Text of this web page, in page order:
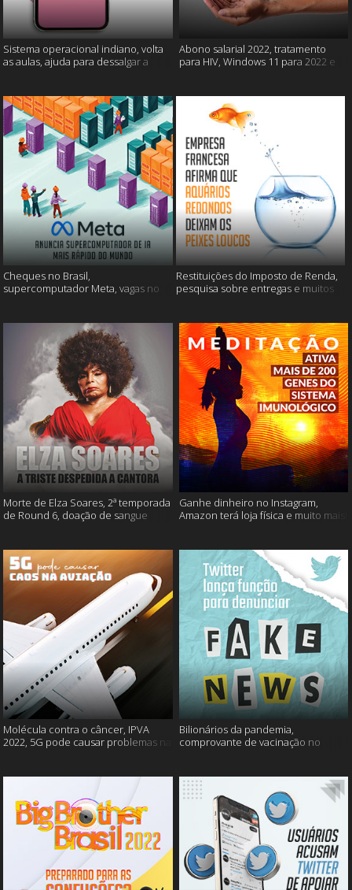
Sistema operacional indiano, volta
as aulas, ajuda para dessalgar a
Abono salarial 2022, tratamento
para HIV, Windows 11 para 2022 e
Cheques no Brasil,
supercomputador Meta, vagas no
Restituições do Imposto de Renda,
pesquisa sobre entregas e muitos
Morte de Elza Soares, 2ª temporada
de Round 6, doação de sangue
Ganhe dinheiro no Instagram,
Amazon terá loja física e muito mais!
Molécula contra o câncer, IPVA
2022, 5G pode causar problemas na
Bilionários da pandemia,
comprovante de vacinação no